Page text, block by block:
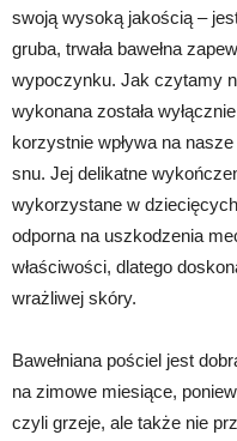
swoją wysoką jakością –
gruba, trwała bawełna
wypoczynku. Jak czytamy
wykonana została
korzystnie wpływa na
snu. Jej delikatne
wykorzystane w
odporna na uszkodzenia
właściwości, dlatego
wrażliwej skóry.
Bawełniana pościel jest
na zimowe miesiące,
czyli grzeje, ale także nie